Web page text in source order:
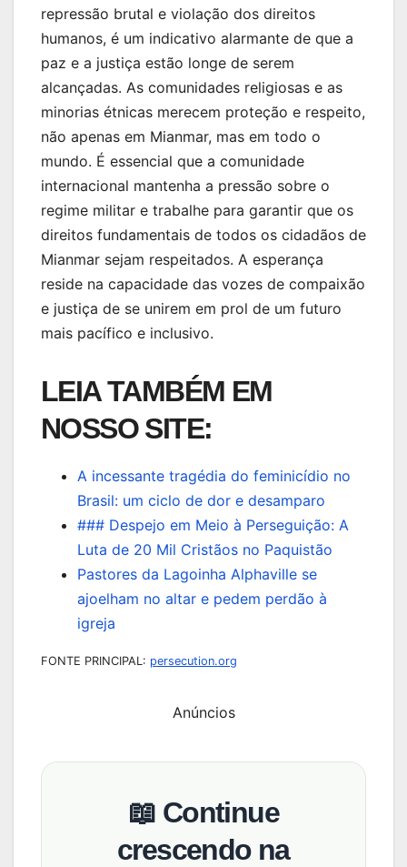
repressão brutal e violação dos direitos
humanos, é um indicativo alarmante de que a
paz e a justiça estão longe de serem
alcançadas. As comunidades religiosas e as
minorias étnicas merecem proteção e respeito,
não apenas em Mianmar, mas em todo o
mundo. É essencial que a comunidade
internacional mantenha a pressão sobre o
regime militar e trabalhe para garantir que os
direitos fundamentais de todos os cidadãos de
Mianmar sejam respeitados. A esperança
reside na capacidade das vozes de compaixão
e justiça de se unirem em prol de um futuro
mais pacífico e inclusivo.
LEIA TAMBÉM EM
NOSSO SITE:
A incessante tragédia do feminicídio no
Brasil: um ciclo de dor e desamparo
### Despejo em Meio à Perseguição: A
Luta de 20 Mil Cristãos no Paquistão
Pastores da Lagoinha Alphaville se
ajoelham no altar e pedem perdão à
igreja
FONTE PRINCIPAL: persecution.org
Anúncios
📖 Continue
crescendo na